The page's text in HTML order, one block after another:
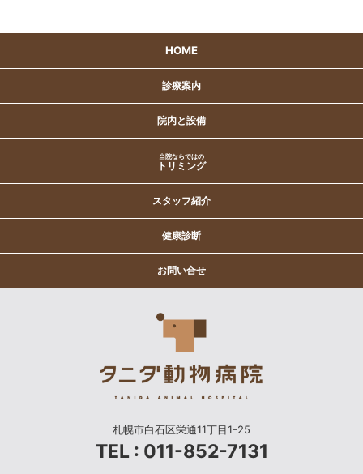
HOME
診療案内
院内と設備
当院ならではの
トリミング
スタッフ紹介
健康診断
お問い合せ
札幌市白石区栄通11丁目1-25
TEL : 011-852-7131